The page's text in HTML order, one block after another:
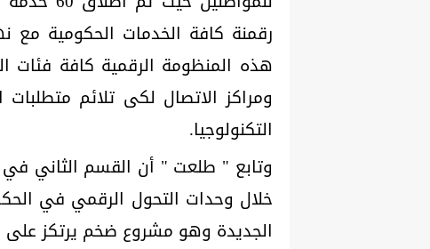
هذه المنظومة الرقمية كافة فئات
ومراكز الاتصال لكى تلائم
التكنولوجيا.
وتابع " طلعت " أن القسم الثاني في
خلال وحدات التحول الرقمي في
الجديدة وهو مشروع ضخم يرتكز على